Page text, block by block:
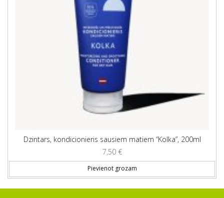
Dzintars, kondicionieris sausiem matiem “Kolka”, 200ml
7,50 €
Pievienot grozam